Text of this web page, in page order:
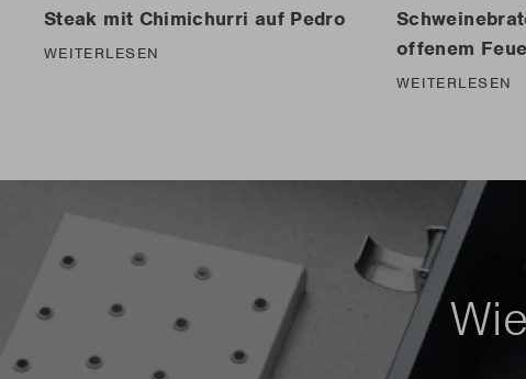
Steak mit Chimichurri auf Pedro
WEITERLESEN
offenem
WEITERLESEN